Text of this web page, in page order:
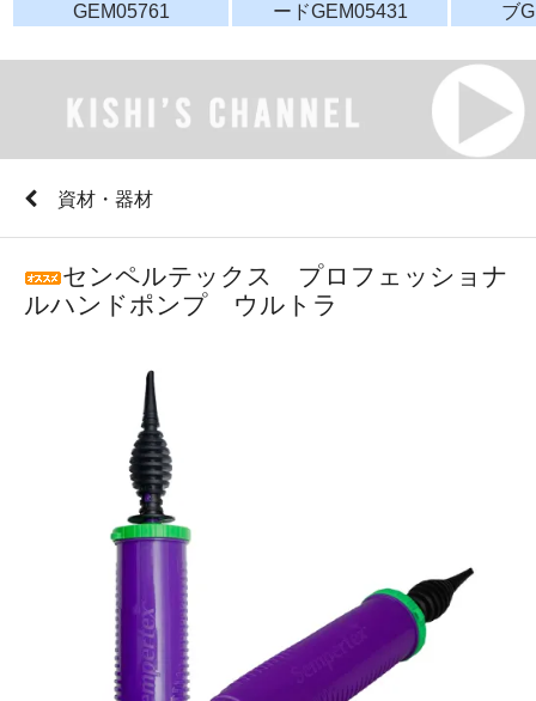
GEM05761
ードGEM05431
ブ
資材・器材
センペルテックス プロフェッショナ
ルハンドポンプ ウルトラ